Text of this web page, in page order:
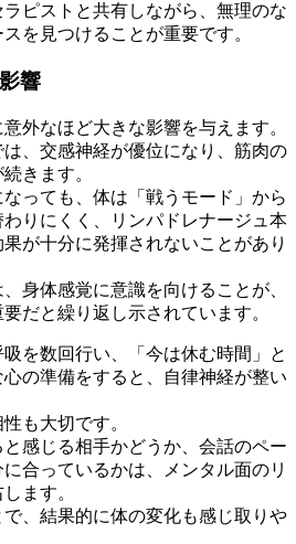
ピストと共有しながら、無理のな
を見つけることが重要です。
響
外なほど大きな影響を与えます。
、交感神経が優位になり、筋肉の
きます。
っても、体は「戦うモード」から
わりにくく、リンパドレナージュ本
が十分に発揮されないことがあり
身体感覚に意識を向けることが、
だと繰り返し示されています。
を数回行い、「今は休む時間」と
の準備をすると、自律神経が整い
も大切です。
感じる相手かどうか、会話のペー
合っているかは、メンタル面のリ
ます。
、結果的に体の変化も感じ取りや